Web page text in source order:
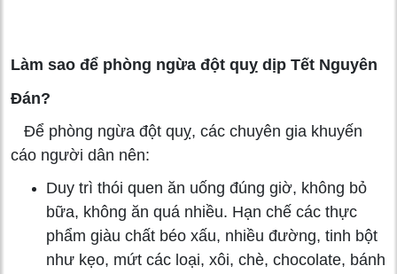
Làm sao để phòng ngừa đột quỵ dịp Tết Nguyên
Đán?
Để phòng ngừa đột quỵ, các chuyên gia khuyến
cáo người dân nên:
Duy trì thói quen ăn uống đúng giờ, không bỏ
bữa, không ăn quá nhiều. Hạn chế các thực
phẩm giàu chất béo xấu, nhiều đường, tinh bột
như kẹo, mứt các loại, xôi, chè, chocolate, bánh